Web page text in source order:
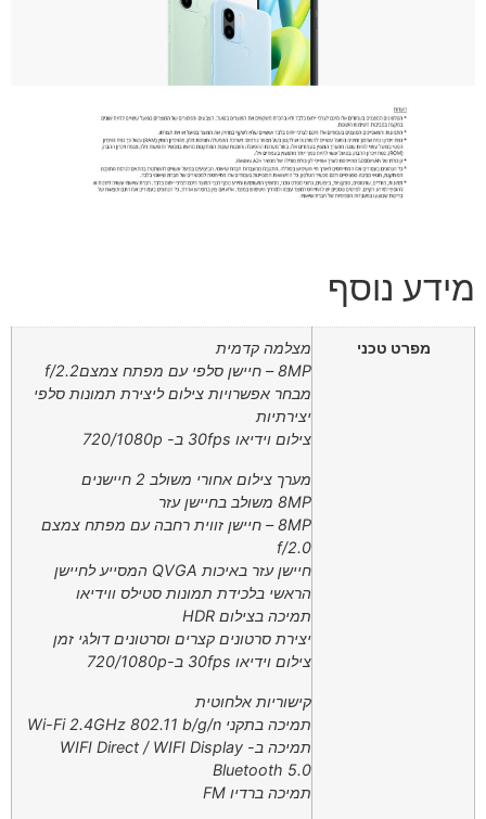
מידע נוסף
מפרט טכני
מצלמה קדמית
8MP – חיישן סלפי עם מפתח צמצםf/2.2
מבחר אפשרויות צילום ליצירת תמונות סלפי
יצירתיות
צילום וידיאו 30fps ב- 720/1080p
מערך צילום אחורי משולב 2 חיישנים
8MP משולב בחיישן עזר
8MP – חיישן זווית רחבה עם מפתח צמצם
f/2.0
חיישן עזר באיכות QVGA המסייע לחיישן
הראשי בלכידת תמונות סטילס ווידיאו
תמיכה בצילום HDR
יצירת סרטונים קצרים וסרטונים דולגי זמן
צילום וידיאו 30fps ב-720/1080p
קישוריות אלחוטית
תמיכה בתקני Wi-Fi 2.4GHz 802.11 b/g/n
תמיכה ב- WIFI Direct / WIFI Display
Bluetooth 5.0
תמיכה ברדיו FM